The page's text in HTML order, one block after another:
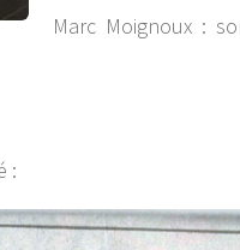
Marc Moignoux :
: